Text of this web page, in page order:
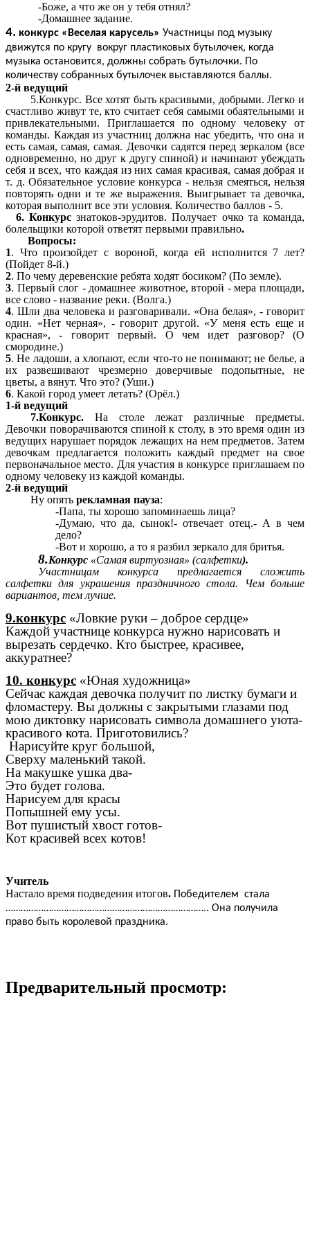
-Боже, а что же он у тебя отнял?
-Домашнее задание.
4. конкурс «Веселая карусель» Участницы под музыку
движутся по кругу вокруг пластиковых бутылочек, когда
музыка остановится, должны собрать бутылочки. По
количеству собранных бутылочек выставляются баллы.
2-й ведущий
5.Конкурс. Все хотят быть красивыми, добрыми. Легко и
счастливо живут те, кто считает себя самыми обаятельными и
привлекательными. Приглашается по одному человеку от
команды. Каждая из участниц должна нас убедить, что она и
есть самая, самая, самая. Девочки садятся перед зеркалом (все
одновременно, но друг к другу спиной) и начинают убеждать
себя и всех, что каждая из них самая красивая, самая добрая и
т. д. Обязательное условие конкурса - нельзя смеяться, нельзя
повторять одни и те же выражения. Выигрывает та девочка,
которая выполнит все эти условия. Количество баллов - 5.
6. Конкурс знатоков-эрудитов. Получает очко та команда,
болельщики которой ответят первыми правильно.
Вопросы:
1. Что произойдет с вороной, когда ей исполнится 7 лет?
(Пойдет 8-й.)
2. По чему деревенские ребята ходят босиком? (По земле).
3. Первый слог - домашнее животное, второй - мера площади,
все слово - название реки. (Волга.)
4. Шли два человека и разговаривали. «Она белая», - говорит
один. «Нет черная», - говорит другой. «У меня есть еще и
красная», - говорит первый. О чем идет разговор? (О
смородине.)
5. Не ладоши, а хлопают, если что-то не понимают; не белье, а
их развешивают чрезмерно доверчивые подопытные, не
цветы, а вянут. Что это? (Уши.)
6. Какой город умеет летать? (Орёл.)
1-й ведущий
7.Конкурс. На столе лежат различные предметы.
Девочки поворачиваются спиной к столу, в это время один из
ведущих нарушает порядок лежащих на нем предметов. Затем
девочкам предлагается положить каждый предмет на свое
первоначальное место. Для участия в конкурсе приглашаем по
одному человеку из каждой команды.
2-й ведущий
Ну опять рекламная пауза:
-Папа, ты хорошо запоминаешь лица?
-Думаю, что да, сынок!- отвечает отец.- А в чем
дело?
-Вот и хорошо, а то я разбил зеркало для бритья.
8.Конкурс «Самая виртуозная» (салфетки).
Участницам конкурса предлагается сложить
салфетки для украшения праздничного стола. Чем больше
вариантов, тем лучше.
9.конкурс «Ловкие руки – доброе сердце»
Каждой участнице конкурса нужно нарисовать и
вырезать сердечко. Кто быстрее, красивее,
аккуратнее?
10. конкурс «Юная художница»
Сейчас каждая девочка получит по листку бумаги и
фломастеру. Вы должны с закрытыми глазами под
мою диктовку нарисовать символа домашнего уюта-
красивого кота. Приготовились?
Нарисуйте круг большой,
Сверху маленький такой.
На макушке ушка два-
Это будет голова.
Нарисуем для красы
Попышней ему усы.
Вот пушистый хвост готов-
Кот красивей всех котов!
Учитель
Настало время подведения итогов. Победителем стала
…………………………………………………………………….. Она получила
право быть королевой праздника.
Предварительный просмотр: